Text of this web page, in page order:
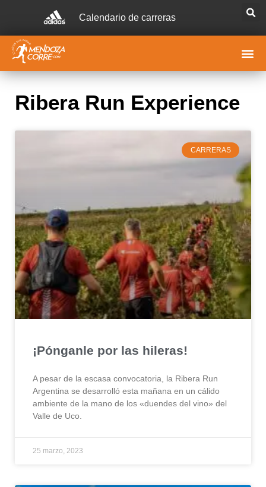
Calendario de carreras
Ribera Run Experience
CARRERAS
¡Pónganle por las hileras!
A pesar de la escasa convocatoria, la Ribera Run
Argentina se desarrolló esta mañana en un cálido
ambiente de la mano de los «duendes del vino» del
Valle de Uco.
25 marzo, 2023